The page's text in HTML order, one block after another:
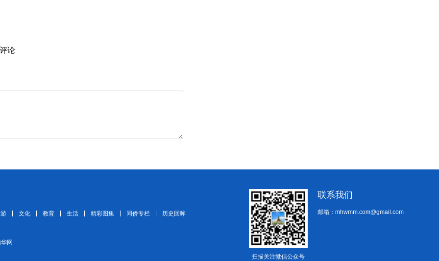
论
文化 教育 生活 精彩图集 同侨专栏 历史回眸
网
扫描关注微信公众号
联系我们
邮箱：mhwmm.com@gmail.com